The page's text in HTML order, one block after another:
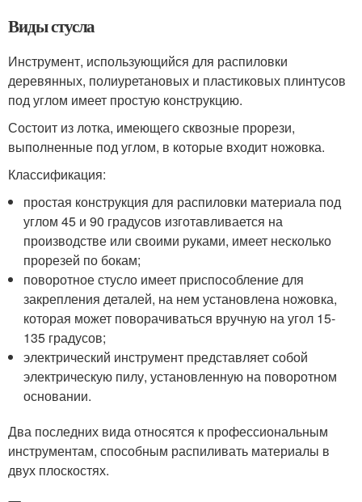
Виды стусла
Инструмент, использующийся для распиловки
деревянных, полиуретановых и пластиковых плинтусов
под углом имеет простую конструкцию.
Состоит из лотка, имеющего сквозные прорези,
выполненные под углом, в которые входит ножовка.
Классификация:
простая конструкция для распиловки материала под
углом 45 и 90 градусов изготавливается на
производстве или своими руками, имеет несколько
прорезей по бокам;
поворотное стусло имеет приспособление для
закрепления деталей, на нем установлена ножовка,
которая может поворачиваться вручную на угол 15-
135 градусов;
электрический инструмент представляет собой
электрическую пилу, установленную на поворотном
основании.
Два последних вида относятся к профессиональным
инструментам, способным распиливать материалы в
двух плоскостях.